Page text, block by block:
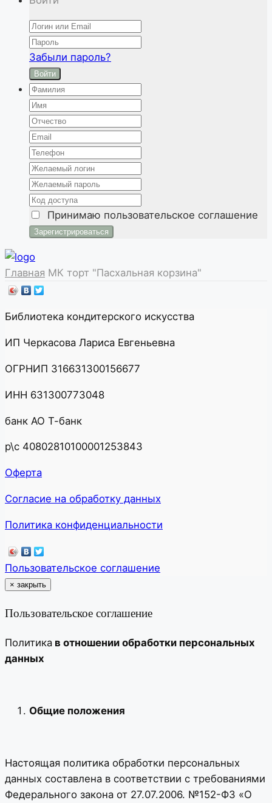
Забыли пароль?
Войти
Принимаю пользовательское соглашение
Главная МК торт "Пасхальная корзина"
Библиотека кондитерского искусства
ИП Черкасова Лариса Евгеньевна
ОГРНИП 316631300156677
ИНН 631300773048
банк АО Т-банк
р\с 40802810100001253843
Оферта
Согласие на обработку данных
Политика конфиденциальности
Пользовательское соглашение
× закрыть
Пользовательское соглашение
Политика в отношении обработки персональных
данных
Общие положения
Настоящая политика обработки персональных
данных составлена в соответствии с требованиями
Федерального закона от 27.07.2006. №152-ФЗ «О